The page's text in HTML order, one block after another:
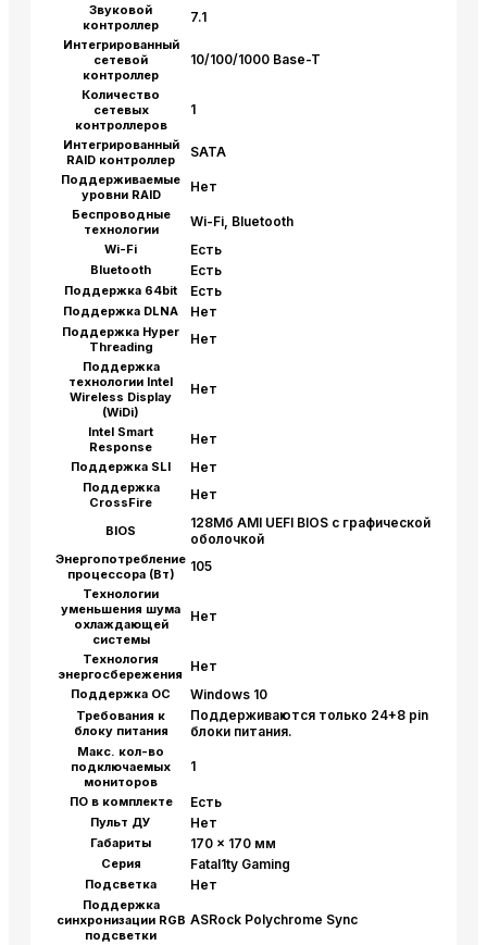
Звуковой
контроллер
7.1
Интегрированный
сетевой
контроллер
10/100/1000 Base-T
Количество
сетевых
контроллеров
1
Интегрированный
RAID контроллер
SATA
Поддерживаемые
уровни RAID
Нет
Беспроводные
технологии
Wi-Fi, Bluetooth
Wi-Fi Есть
Bluetooth Есть
Поддержка 64bit Есть
Поддержка DLNA Нет
Поддержка Hyper
Threading
Нет
Поддержка
технологии Intel
Wireless Display
(WiDi)
Нет
Intel Smart
Response
Нет
Поддержка SLI Нет
Поддержка
CrossFire
Нет
BIOS
128Мб AMI UEFI BIOS с графической
оболочкой
Энергопотребление
процессора (Вт)
105
Технологии
уменьшения шума
охлаждающей
системы
Нет
Технология
энергосбережения
Нет
Поддержка ОС Windows 10
Требования к
блоку питания
Поддерживаются только 24+8 pin
блоки питания.
Макс. кол-во
подключаемых
мониторов
1
ПО в комплекте Есть
Пульт ДУ Нет
Габариты 170 x 170 мм
Серия Fatal1ty Gaming
Подсветка Нет
Поддержка
синхронизации RGB
подсветки
ASRock Polychrome Sync